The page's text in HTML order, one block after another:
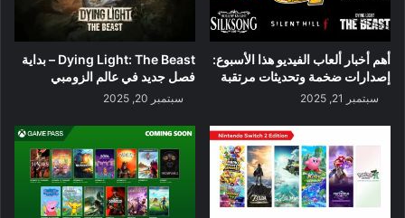
أهم أخبار ألعاب الفيديو هذا الأسبوع:
إصدارات ضخمة وتحديثات مرتقبة
سبتمبر 21, 2025
Dying Light: The Beast – بداية
فصل جديد في عالم الزومبي
سبتمبر 20, 2025